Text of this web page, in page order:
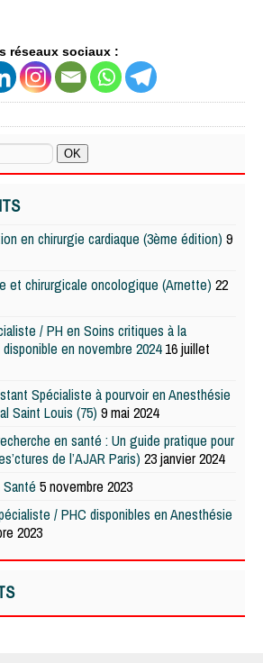
réseaux sociaux :
en chirurgie cardiaque (3ème édition) 9
et chirurgicale oncologique (Arnette) 22
/ PH en Soins critiques à la
en novembre 2024 16 juillet
Spécialiste à pourvoir en Anesthésie
Saint Louis (75) 9 mai 2024
en santé : Un guide pratique pour
de l’AJAR Paris) 23 janvier 2024
5 novembre 2023
/ PHC disponibles en Anesthésie
2023